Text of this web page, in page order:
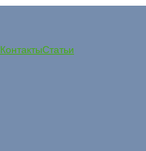
КонтактыСтатьи